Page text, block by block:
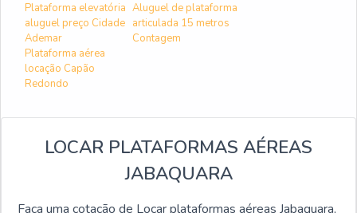
Plataforma elevatória
aluguel preço Cidade
Ademar
Aluguel de plataforma
articulada 15 metros
Contagem
Plataforma aérea
locação Capão
Redondo
LOCAR PLATAFORMAS AÉREAS
JABAQUARA
Faça uma cotação de Locar plataformas aéreas Jabaquara,